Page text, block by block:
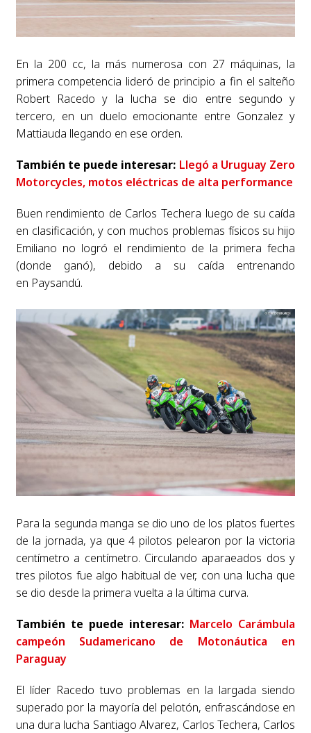
En la 200 cc, la más numerosa con 27 máquinas, la
primera competencia lideró de principio a fin el salteño
Robert Racedo y la lucha se dio entre segundo y
tercero, en un duelo emocionante entre Gonzalez y
Mattiauda llegando en ese orden.
También te puede interesar: Llegó a Uruguay Zero
Motorcycles, motos eléctricas de alta performance
Buen rendimiento de Carlos Techera luego de su caída
en clasificación, y con muchos problemas físicos su hijo
Emiliano no logró el rendimiento de la primera fecha
(donde ganó), debido a su caída entrenando
en Paysandú.
Para la segunda manga se dio uno de los platos fuertes
de la jornada, ya que 4 pilotos pelearon por la victoria
centímetro a centímetro. Circulando aparaeados dos y
tres pilotos fue algo habitual de ver, con una lucha que
se dio desde la primera vuelta a la última curva.
También te puede interesar: Marcelo Carámbula
campeón Sudamericano de Motonáutica en
Paraguay
El líder Racedo tuvo problemas en la largada siendo
superado por la mayoría del pelotón, enfrascándose en
una dura lucha Santiago Alvarez, Carlos Techera, Carlos